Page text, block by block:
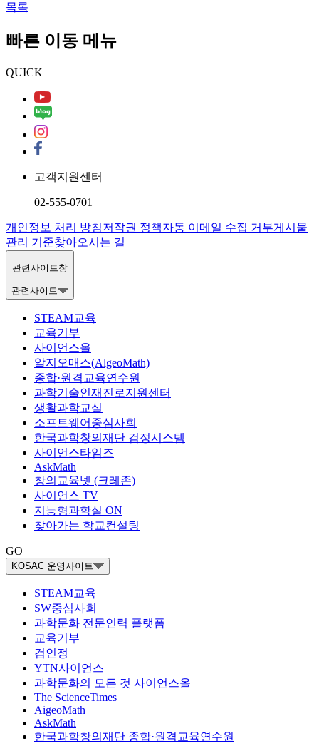
목록
빠른 이동 메뉴
QUICK
고객지원센터
02-555-0701
개인정보 처리 방침저작권 정책자동 이메일 수집 거부게시물
관리 기준찾아오시는 길
관련사이트창
관련사이트
STEAM교육
교육기부
사이언스올
알지오매스(AlgeoMath)
종합·원격교육연수원
과학기술인재진로지원센터
생활과학교실
소프트웨어중심사회
한국과학창의재단 검정시스템
사이언스타임즈
AskMath
창의교육넷 (크레존)
사이언스 TV
지능형과학실 ON
찾아가는 학교컨설팅
GO
KOSAC 운영사이트
STEAM교육
SW중심사회
과학문화 전문인력 플랫폼
교육기부
검인정
YTN사이언스
과학문화의 모든 것 사이언스올
The ScienceTimes
AigeoMath
AskMath
한국과학창의재단 종합·원격교육연수원